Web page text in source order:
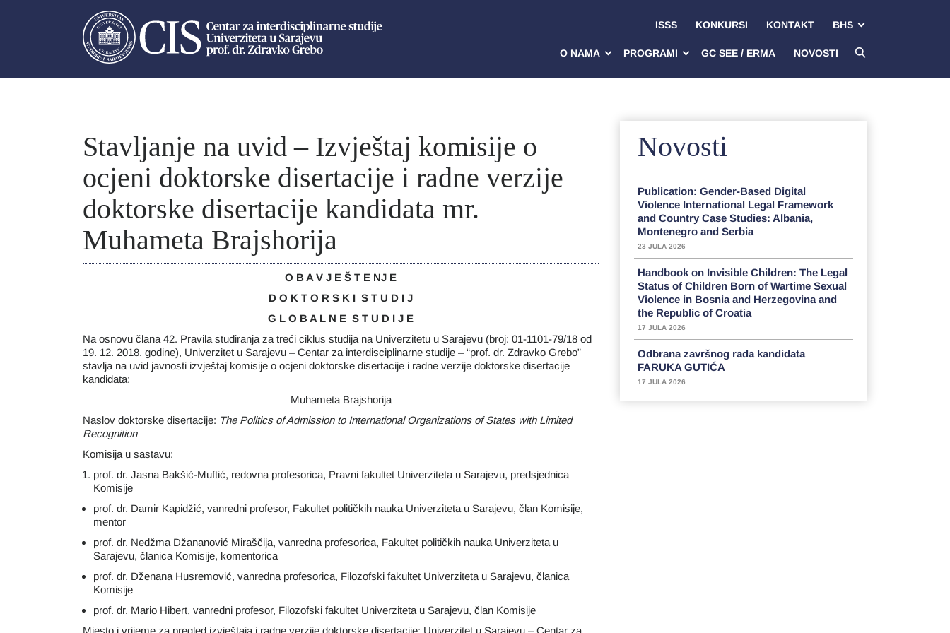
ISSS KONKURSI KONTAKT BHS
O NAMA PROGRAMI GC SEE / ERMA NOVOSTI
Stavljanje na uvid – Izvještaj komisije o
ocjeni doktorske disertacije i radne verzije
doktorske disertacije kandidata mr.
Muhameta Brajshorija
O B A V J E Š T E NJ E
D O K T O R S K I S T U D I J
G L O B A L N E S T U D I J E
Na osnovu člana 42. Pravila studiranja za treći ciklus studija na Univerzitetu u Sarajevu (broj: 01-1101-79/18 od
19. 12. 2018. godine), Univerzitet u Sarajevu – Centar za interdisciplinarne studije – “prof. dr. Zdravko Grebo”
stavlja na uvid javnosti izvještaj komisije o ocjeni doktorske disertacije i radne verzije doktorske disertacije
kandidata:
Muhameta Brajshorija
Naslov doktorske disertacije: The Politics of Admission to International Organizations of States with Limited
Recognition
Komisija u sastavu:
prof. dr. Jasna Bakšić-Muftić, redovna profesorica, Pravni fakultet Univerziteta u Sarajevu, predsjednica
Komisije
prof. dr. Damir Kapidžić, vanredni profesor, Fakultet političkih nauka Univerziteta u Sarajevu, član Komisije,
mentor
prof. dr. Nedžma Džananović Miraščija, vanredna profesorica, Fakultet političkih nauka Univerziteta u
Sarajevu, članica Komisije, komentorica
prof. dr. Dženana Husremović, vanredna profesorica, Filozofski fakultet Univerziteta u Sarajevu, članica
Komisije
prof. dr. Mario Hibert, vanredni profesor, Filozofski fakultet Univerziteta u Sarajevu, član Komisije
Mjesto i vrijeme za pregled izvještaja i radne verzije doktorske disertacije: Univerzitet u Sarajevu – Centar za
Novosti
Publication: Gender-Based Digital
Violence International Legal Framework
and Country Case Studies: Albania,
Montenegro and Serbia
23 JULA 2026
Handbook on Invisible Children: The Legal
Status of Children Born of Wartime Sexual
Violence in Bosnia and Herzegovina and
the Republic of Croatia
17 JULA 2026
Odbrana završnog rada kandidata
FARUKA GUTIĆA
17 JULA 2026